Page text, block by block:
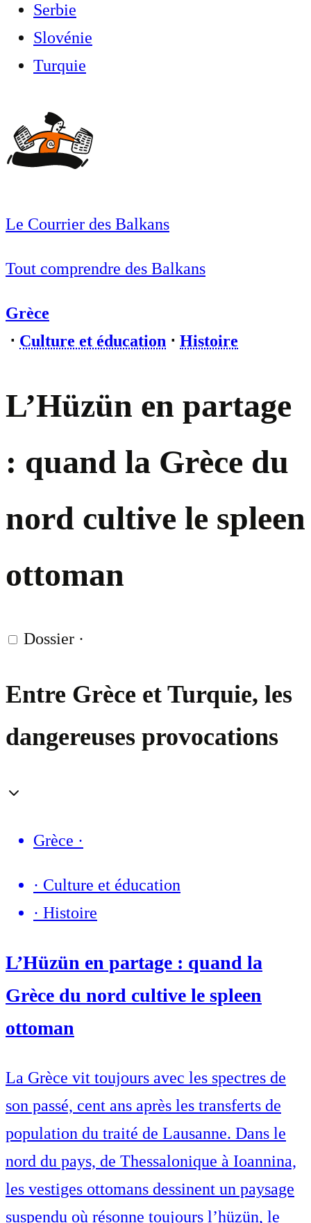
Serbie
Slovénie
Turquie
Le Courrier des Balkans
Tout comprendre des Balkans
Grèce
⋅ Culture et éducation ⋅ Histoire
L’Hüzün en partage
: quand la Grèce du
nord cultive le spleen
ottoman
Dossier ·
Entre Grèce et Turquie, les
dangereuses provocations
Grèce ·
· Culture et éducation
· Histoire
L’Hüzün en partage : quand la
Grèce du nord cultive le spleen
ottoman
La Grèce vit toujours avec les spectres de
son passé, cent ans après les transferts de
population du traité de Lausanne. Dans le
nord du pays, de Thessalonique à Ioannina,
les vestiges ottomans dessinent un paysage
suspendu où résonne toujours l’hüzün, le